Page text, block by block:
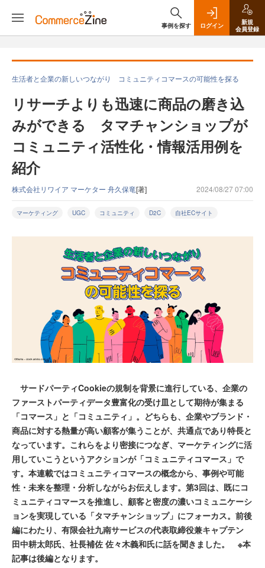
事例を探す ログイン
新規
会員登録
生活者と企業の新しいつながり コミュニティコマースの可能性を探る
リサーチよりも迅速に商品の磨き込
みができる タマチャンショップが
コミュニティ活性化・情報活用例を
紹介
株式会社リワイア マーケター 舟久保竜[著] 2024/08/27 07:00
マーケティング UGC コミュニティ D2C 自社ECサイト
サードパーティCookieの規制を背景に進行している、企業の
ファーストパーティデータ豊富化の受け皿として期待が集まる
「コマース」と「コミュニティ」。どちらも、企業やブランド・
商品に対する熱量が高い顧客が集うことが、共通点であり特長と
なっています。これらをより密接につなぎ、マーケティングに活
用していこうというアクションが「コミュニティコマース」で
す。本連載ではコミュニティコマースの概念から、事例や可能
性・未来を整理・分析しながらお伝えします。第3回は、既にコ
ミュニティコマースを推進し、顧客と密度の濃いコミュニケーシ
ョンを実現している「タマチャンショップ」にフォーカス。前後
編にわたり、有限会社九南サービスの代表取締役兼キャプテン
田中耕太郎氏、社長補佐 佐々木義和氏に話を聞きました。 ※本
記事は後編となります。